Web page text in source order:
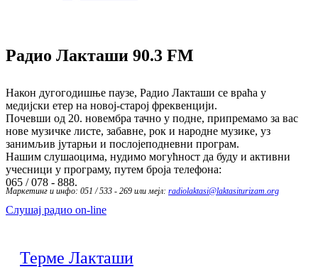
Радио Лакташи 90.3 FM
Након дугогодишње паузе, Радио Лакташи се враћа у
медијски етер на новој-старој фреквенцији.
Почевши од 20. новембра тачно у подне, припремамо за вас
нове музичке листе, забавне, рок и народне музике, уз
занимљив јутарњи и послојеподневни програм.
Нашим слушаоцима, нудимо могућност да буду и активни
учесници у програму, путем броја телефона:
065 / 078 - 888.
Маркетинг и инфо: 051 / 533 - 269 или мејл: radiolaktasi@laktasiturizam.org
Слушај радио on-line
Терме Лакташи